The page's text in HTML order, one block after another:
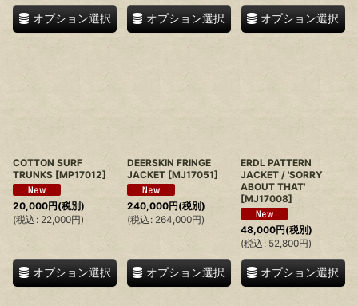
オプション選択 オプション選択 オプション選択
COTTON SURF
TRUNKS [MP17012]
20,000円(税別)
(税込 : 22,000円)
オプション選択
DEERSKIN FRINGE
JACKET [MJ17051]
240,000円(税別)
(税込 : 264,000円)
オプション選択
ERDL PATTERN
JACKET / 'SORRY
ABOUT THAT'
[MJ17008]
48,000円(税別)
(税込 : 52,800円)
オプション選択